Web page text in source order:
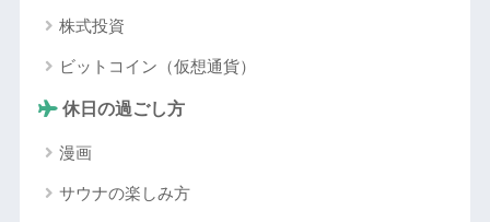
株式投資
ビットコイン（仮想通貨）
休日の過ごし方
漫画
サウナの楽しみ方